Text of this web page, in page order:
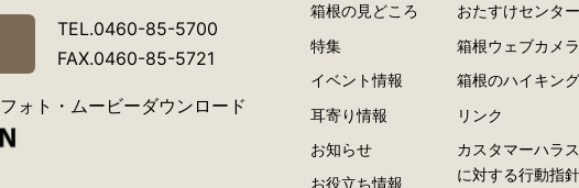
TEL.0460-85-5700
FAX.0460-85-5721
フォト・ムービーダウンロード
箱根の見どころ
特集
イベント情報
耳寄り情報
お知らせ
お役立ち情報
おたすけセンター
箱根ウェブカメラ
箱根のハイキン
リンク
カスタマーハラ
に対する行動指針